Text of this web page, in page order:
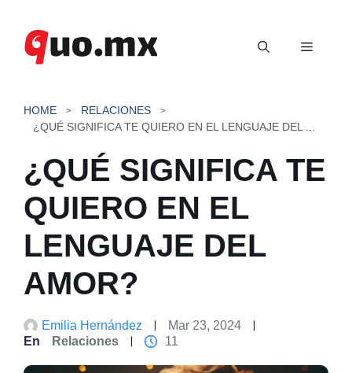
contenido
Menú
HOME
RELACIONES
¿QUÉ SIGNIFICA TE
QUIERO EN EL
LENGUAJE DEL
AMOR?
Emilia Hernández
Mar 23, 2024
En
Relaciones 11